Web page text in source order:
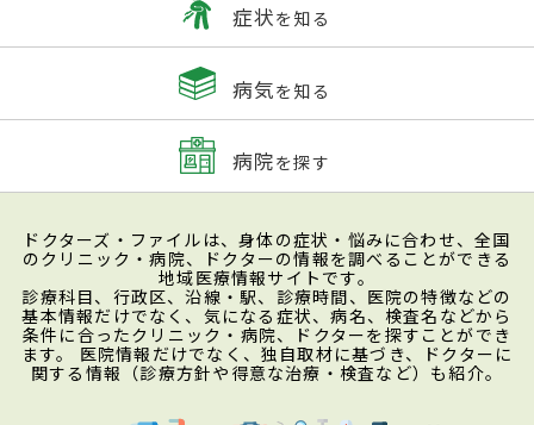
症状を知る
病気を知る
病院を探す
ドクターズ・ファイルは、身体の症状・悩みに合わせ、全国
のクリニック・病院、ドクターの情報を調べることができる
地域医療情報サイトです。
診療科目、行政区、沿線・駅、診療時間、医院の特徴などの
基本情報だけでなく、気になる症状、病名、検査名などから
条件に合ったクリニック・病院、ドクターを探すことができ
ます。 医院情報だけでなく、独自取材に基づき、ドクターに
関する情報（診療方針や得意な治療・検査など）も紹介。